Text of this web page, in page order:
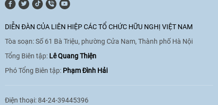
11:01 |09/06/2026
[Video] Doanh nghiệp Hoa Kỳ hỗ trợ
Việt Nam xác định danh tính người mất
tích trong chiến tranh
DIỄN ĐÀN CỦA LIÊN HIỆP CÁC TỔ CHỨC HỮU NGHỊ VIỆT NAM
Tòa soạn: Số 61 Bà Triệu, phường Cửa Nam, Thành phố Hà Nội
Tổng Biên tập: Lê Quang Thiện
Phó Tổng Biên tập: Phạm Đình Hải
Điện thoại: 84-24-39445396